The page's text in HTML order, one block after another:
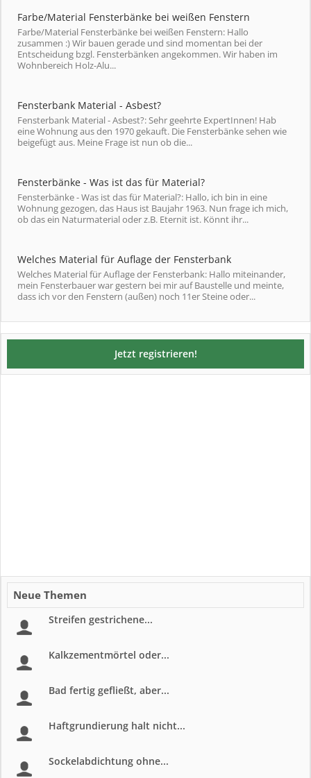
Farbe/Material Fensterbänke bei weißen Fenstern
Farbe/Material Fensterbänke bei weißen Fenstern: Hallo
zusammen :) Wir bauen gerade und sind momentan bei der
Entscheidung bzgl. Fensterbänken angekommen. Wir haben im
Wohnbereich Holz-Alu...
Fensterbank Material - Asbest?
Fensterbank Material - Asbest?: Sehr geehrte ExpertInnen! Hab
eine Wohnung aus den 1970 gekauft. Die Fensterbänke sehen wie
beigefügt aus. Meine Frage ist nun ob die...
Fensterbänke - Was ist das für Material?
Fensterbänke - Was ist das für Material?: Hallo, ich bin in eine
Wohnung gezogen, das Haus ist Baujahr 1963. Nun frage ich mich,
ob das ein Naturmaterial oder z.B. Eternit ist. Könnt ihr...
Welches Material für Auflage der Fensterbank
Welches Material für Auflage der Fensterbank: Hallo miteinander,
mein Fensterbauer war gestern bei mir auf Baustelle und meinte,
dass ich vor den Fenstern (außen) noch 11er Steine oder...
Jetzt registrieren!
Neue Themen
Streifen gestrichene...
Kalkzementmörtel oder...
Bad fertig gefließt, aber...
Haftgrundierung halt nicht...
Sockelabdichtung ohne...